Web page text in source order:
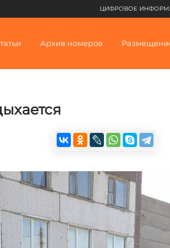
ЦИФРОВОЕ
Архив номеров